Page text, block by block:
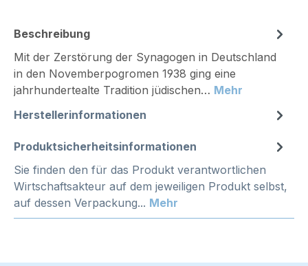
Beschreibung
Mit der Zerstörung der Synagogen in Deutschland
in den Novemberpogromen 1938 ging eine
jahrhundertealte Tradition jüdischen… Mehr
Herstellerinformationen
Produktsicherheitsinformationen
Sie finden den für das Produkt verantwortlichen
Wirtschaftsakteur auf dem jeweiligen Produkt selbst,
auf dessen Verpackung... Mehr